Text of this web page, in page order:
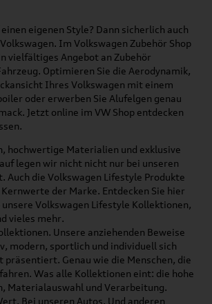
eigenen Style? Dann sicherlich auch
Im Volkswagen Zubehör Shop
vielfältiges Angebot an Zubehör
Optimieren Sie die Aerodynamik,
Ihres Volkswagen mit einem
oder erwerben Sie Alufelgen genau
Jetzt online im VW Shop entdecken
hochwertige Materialien und exklusive
legen wir nicht nicht nur bei unseren
Auch die Volkswagen Lifestyle Produkte
der Marke. Entdecken Sie hier
unsere Volkswagen Lifestyle Kollektionen,
vieles mehr.
Unsere anziehenden Beweise
modern, sportlich und individuell sich
präsentiert. Genau wie die Menschen, die
Was alle Kollektionen eint: die hohe
Materialauswahl und Verarbeitung.
Bei unseren Autos. Und anderen